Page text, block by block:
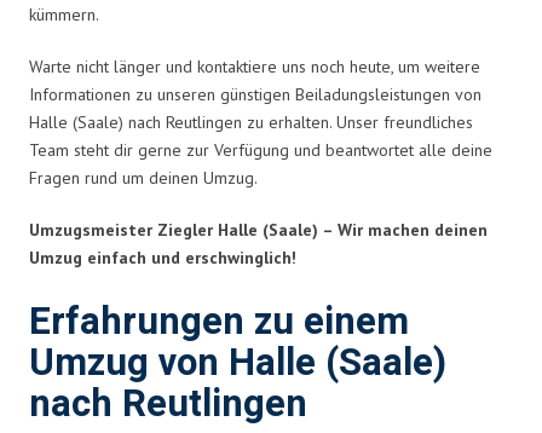
kümmern.
Warte nicht länger und kontaktiere uns noch heute, um weitere
Informationen zu unseren günstigen Beiladungsleistungen von
Halle (Saale) nach Reutlingen zu erhalten. Unser freundliches
Team steht dir gerne zur Verfügung und beantwortet alle deine
Fragen rund um deinen Umzug.
Umzugsmeister Ziegler Halle (Saale) – Wir machen deinen
Umzug einfach und erschwinglich!
Erfahrungen zu einem
Umzug von Halle (Saale)
nach Reutlingen